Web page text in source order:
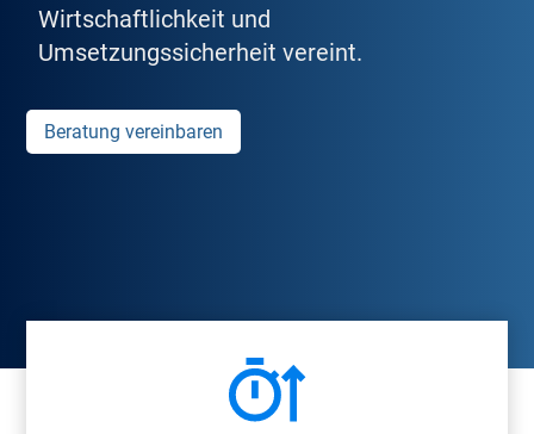
Wirtschaftlichkeit und
Umsetzungssicherheit vereint.
Beratung vereinbaren